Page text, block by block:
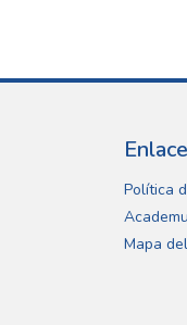
Política
Mapa